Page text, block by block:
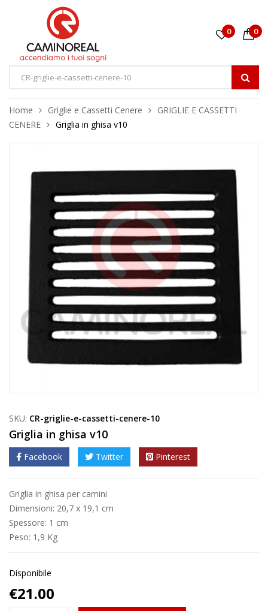
0 0
Home Griglie e Cassetti Cenere
GRIGLIE E CASSETTI
CENERE
Griglia in ghisa v10
SKU: CR-griglie-e-cassetti-cenere-10
Griglia in ghisa v10
Facebook Twitter Pinterest
Griglia in ghisa per camini
Dimensioni: 20,7 x 19,1 cm
Spessore: 1 cm
Peso: 1,9 Kg
Disponibile
€21.00